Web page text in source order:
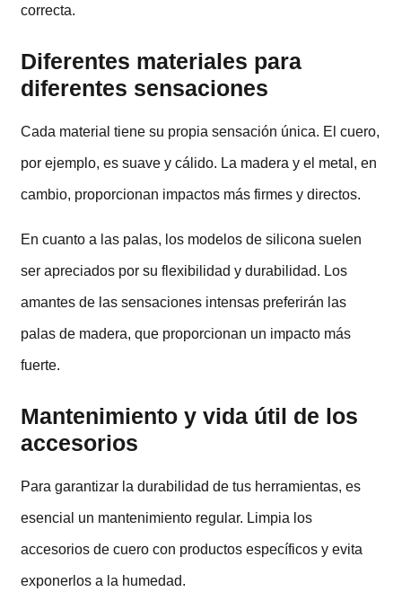
correcta.
Diferentes materiales para
diferentes sensaciones
Cada material tiene su propia sensación única. El cuero,
por ejemplo, es suave y cálido. La madera y el metal, en
cambio, proporcionan impactos más firmes y directos.
En cuanto a las palas, los modelos de silicona suelen
ser apreciados por su flexibilidad y durabilidad. Los
amantes de las sensaciones intensas preferirán las
palas de madera, que proporcionan un impacto más
fuerte.
Mantenimiento y vida útil de los
accesorios
Para garantizar la durabilidad de tus herramientas, es
esencial un mantenimiento regular. Limpia los
accesorios de cuero con productos específicos y evita
exponerlos a la humedad.